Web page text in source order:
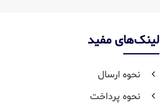
لینک‌های مفید
نحوه ارسال
نحوه پرداخت